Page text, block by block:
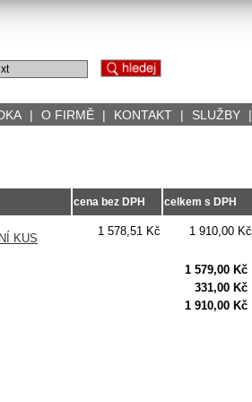
| O FIRMĚ | KONTAKT | SLUŽBY |
cena bez DPH celkem s DPH
KUS
1 578,51 Kč 1 910,00 Kč
1 579,00 Kč
331,00 Kč
1 910,00 Kč